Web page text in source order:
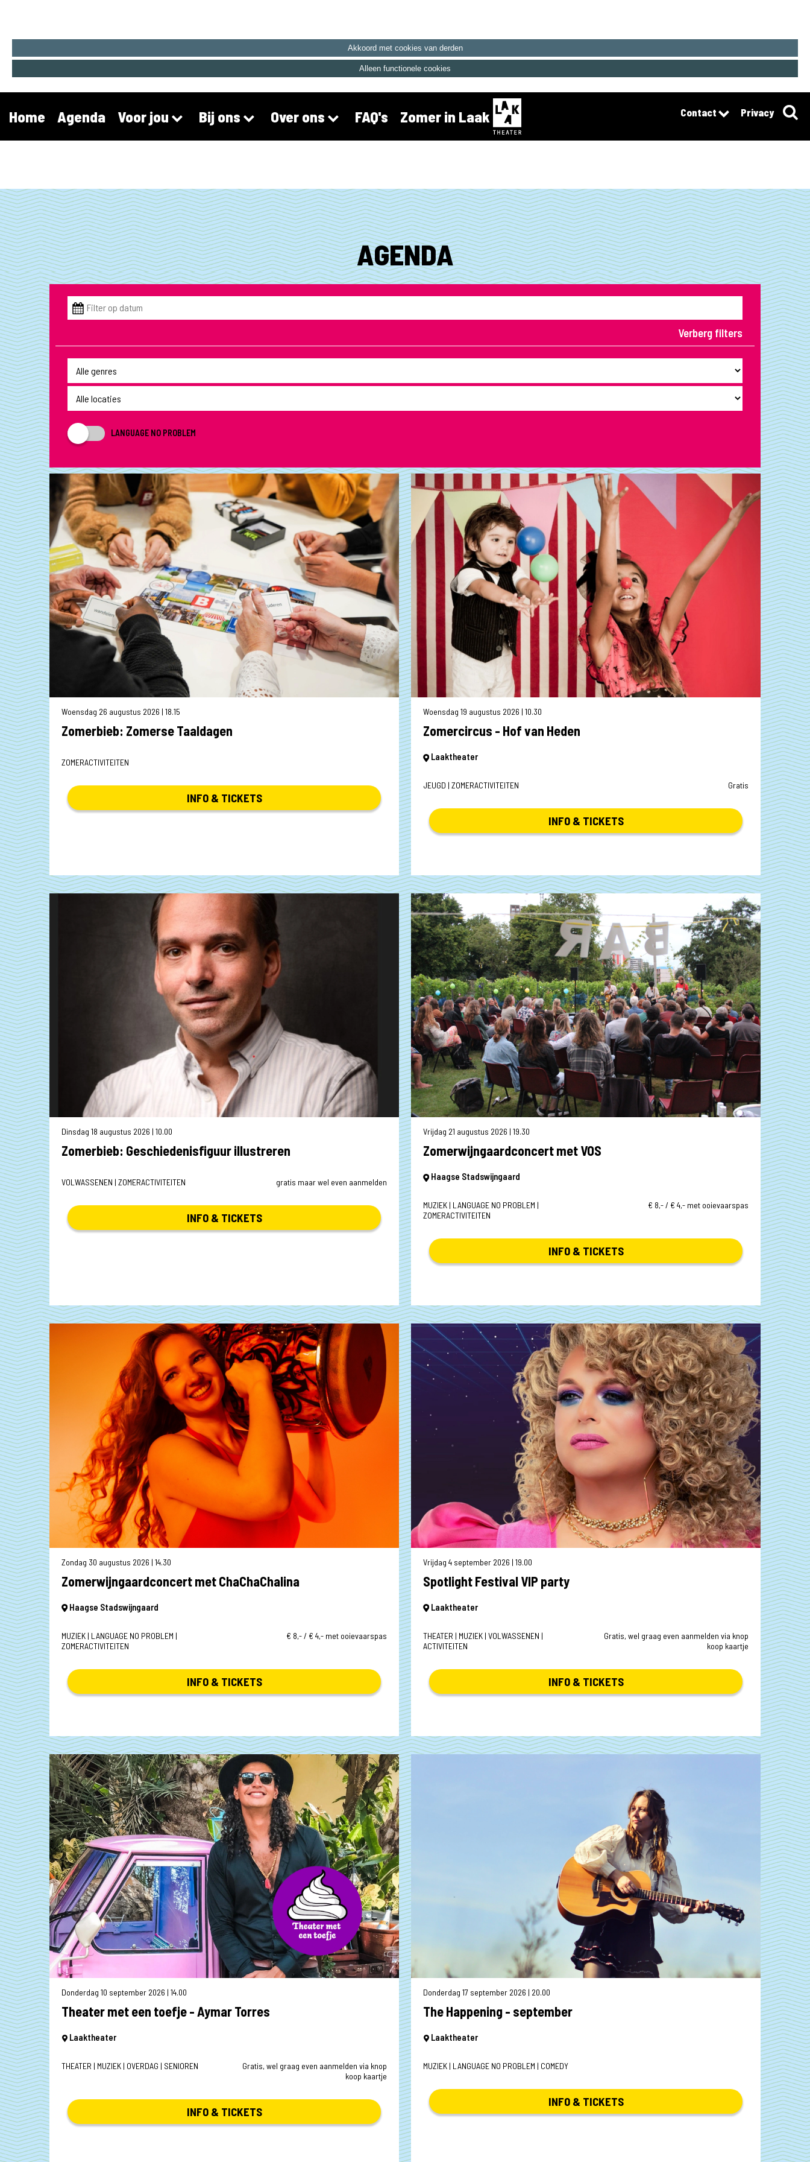
Akkoord met cookies van derden
Alleen functionele cookies
Home Agenda Voor jou Bij ons Over ons FAQ's Zomer in Laak Contact Privacy
AGENDA
Verberg filters
LANGUAGE NO PROBLEM
Woensdag 12 augustus 2026 | 18.15 Woensdag 19 augustus 2026 | 18.15 Woensdag 26 augustus 2026 | 18.15
Zomerbieb: Zomerse Taaldagen
ZOMERACTIVITEITEN
INFO & TICKETS
Maandag 17 augustus 2026 | 10.30 Dinsdag 18 augustus 2026 | 10.30
Zomercircus - Hof van Heden
Laaktheater
JEUGD | ZOMERACTIVITEITEN Gratis
INFO & TICKETS
Dinsdag 18 augustus 2026 | 10.00
Zomerbieb: Geschiedenisfiguur illustreren
VOLWASSENEN | ZOMERACTIVITEITEN gratis maar wel even aanmelden
INFO & TICKETS
Vrijdag 21 augustus 2026 | 19.30 Zondag 30 augustus 2026 | 14.30
Zomerwijngaardconcert met VOS
Haagse Stadswijngaard
MUZIEK | LANGUAGE NO PROBLEM |
ZOMERACTIVITEITEN
€ 8,- / € 4,- met ooievaarspas
INFO & TICKETS
Zondag 30 augustus 2026 | 14.30
Zomerwijngaardconcert met ChaChaChalina
Haagse Stadswijngaard
MUZIEK | LANGUAGE NO PROBLEM |
ZOMERACTIVITEITEN
€ 8,- / € 4,- met ooievaarspas
INFO & TICKETS
Vrijdag 4 september 2026 | 19.00
Spotlight Festival VIP party
Laaktheater
THEATER | MUZIEK | VOLWASSENEN |
ACTIVITEITEN
Gratis, wel graag even aanmelden via knop
koop kaartje
INFO & TICKETS
Donderdag 10 september 2026 | 14.00
Theater met een toefje - Aymar Torres
Laaktheater
THEATER | MUZIEK | OVERDAG | SENIOREN
Gratis, wel graag even aanmelden via knop
koop kaartje
INFO & TICKETS
Donderdag 17 september 2026 | 20.00
The Happening - september
Laaktheater
MUZIEK | LANGUAGE NO PROBLEM | COMEDY
INFO & TICKETS